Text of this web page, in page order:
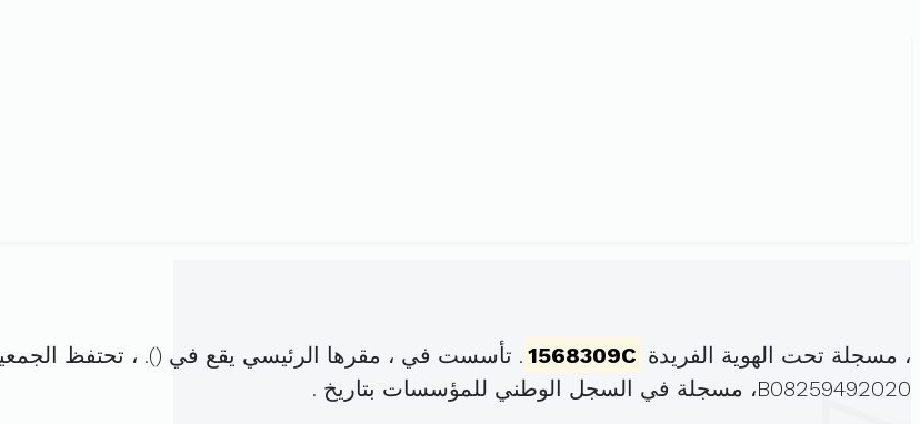
، مسجلة تحت الهوية الفريدة 1568309C . تأسست في ، مقرها الرئيسي يقع في (). ، تحتفظ
B08259492020، مسجلة في السجل الوطني للمؤسسات بتاريخ .